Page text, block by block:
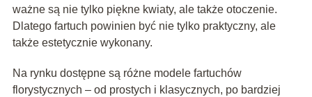
ważne są nie tylko piękne kwiaty, ale także otoczenie.
Dlatego fartuch powinien być nie tylko praktyczny, ale
także estetycznie wykonany.
Na rynku dostępne są różne modele fartuchów
florystycznych – od prostych i klasycznych, po bardziej